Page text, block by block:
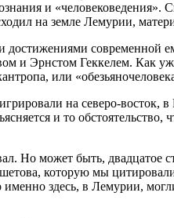
и
на земле Лемурии,
современной
и Эрнстом Геккелем. Как
или
на северо-
и то обстоятельство,
Но может быть, двадцатое
которую мы
здесь, в Лемурии,